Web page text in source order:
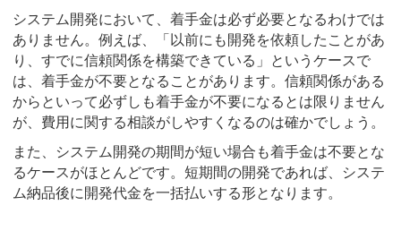
システム開発において、着手金は必ず必要となるわけでは
ありません。例えば、「以前にも開発を依頼したことがあ
り、すでに信頼関係を構築できている」というケースで
は、着手金が不要となることがあります。信頼関係がある
からといって必ずしも着手金が不要になるとは限りません
が、費用に関する相談がしやすくなるのは確かでしょう。
また、システム開発の期間が短い場合も着手金は不要とな
るケースがほとんどです。短期間の開発であれば、システ
ム納品後に開発代金を一括払いする形となります。